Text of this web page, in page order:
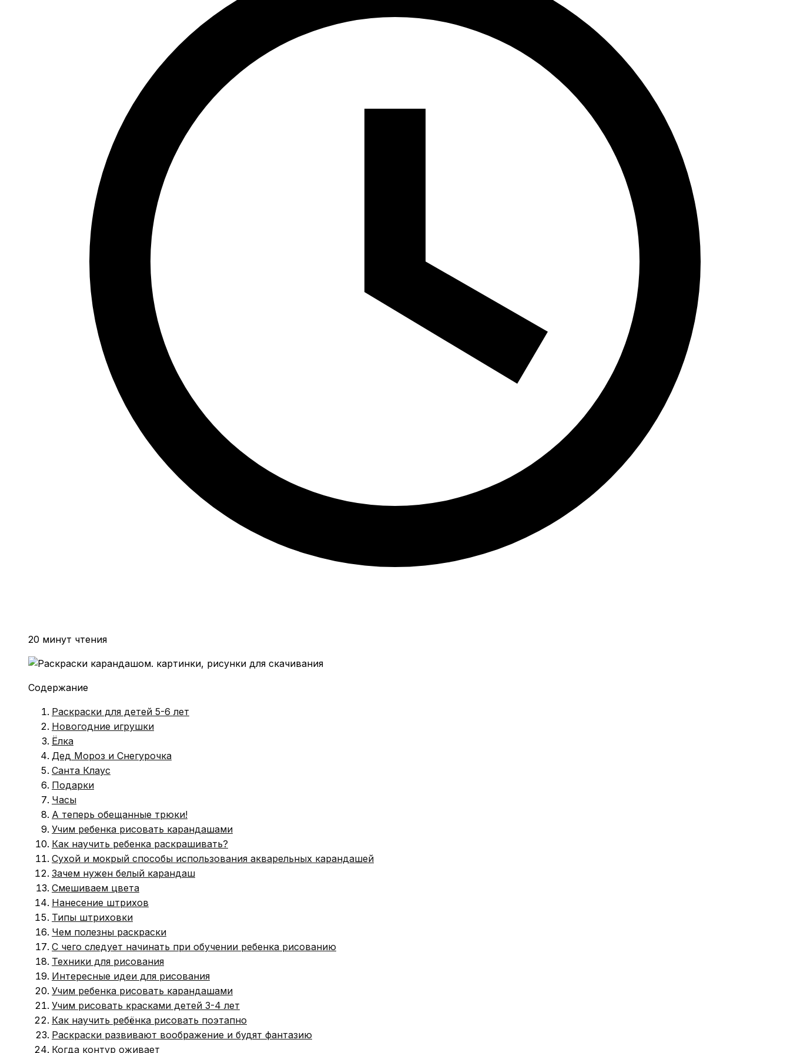
20 минут чтения
Содержание
Раскраски для детей 5-6 лет
Новогодние игрушки
Ёлка
Дед Мороз и Снегурочка
Санта Клаус
Подарки
Часы
А теперь обещанные трюки!
Учим ребенка рисовать карандашами
Как научить ребенка раскрашивать?
Сухой и мокрый способы использования акварельных карандашей
Зачем нужен белый карандаш
Смешиваем цвета
Нанесение штрихов
Типы штриховки
Чем полезны раскраски
С чего следует начинать при обучении ребенка рисованию
Техники для рисования
Интересные идеи для рисования
Учим ребенка рисовать карандашами
Учим рисовать красками детей 3-4 лет
Как научить ребёнка рисовать поэтапно
Раскраски развивают воображение и будят фантазию
Когда контур оживает